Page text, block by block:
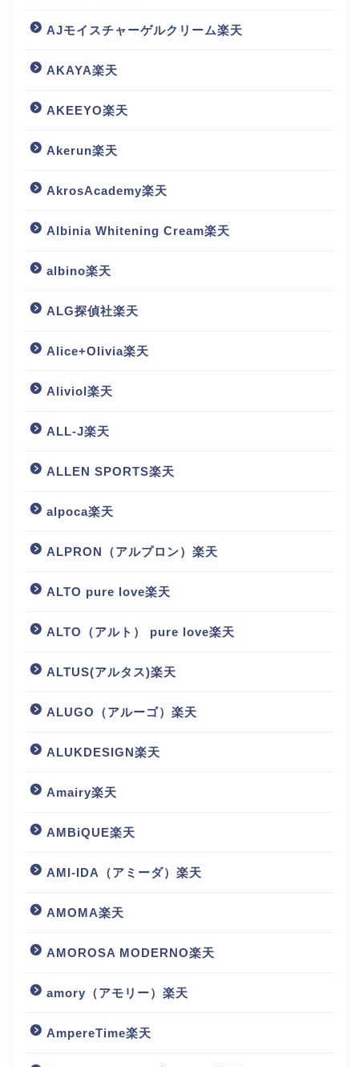
AJモイスチャーゲルクリーム楽天
AKAYA楽天
AKEEYO楽天
Akerun楽天
AkrosAcademy楽天
Albinia Whitening Cream楽天
albino楽天
ALG探偵社楽天
Alice+Olivia楽天
Aliviol楽天
ALL-J楽天
ALLEN SPORTS楽天
alpoca楽天
ALPRON（アルプロン）楽天
ALTO pure love楽天
ALTO（アルト） pure love楽天
ALTUS(アルタス)楽天
ALUGO（アルーゴ）楽天
ALUKDESIGN楽天
Amairy楽天
AMBiQUE楽天
AMI-IDA（アミーダ）楽天
AMOMA楽天
AMOROSA MODERNO楽天
amory（アモリー）楽天
AmpereTime楽天